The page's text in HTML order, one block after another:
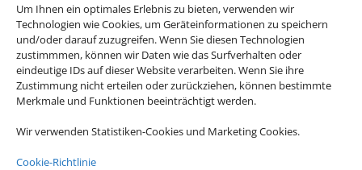
Um Ihnen ein optimales Erlebnis zu bieten, verwenden wir
Technologien wie Cookies, um Geräteinformationen zu speichern
und/oder darauf zuzugreifen. Wenn Sie diesen Technologien
zustimmmen, können wir Daten wie das Surfverhalten oder
eindeutige IDs auf dieser Website verarbeiten. Wenn Sie ihre
Zustimmung nicht erteilen oder zurückziehen, können bestimmte
Merkmale und Funktionen beeinträchtigt werden.
Wir verwenden Statistiken-Cookies und Marketing Cookies.
Cookie-Richtlinie